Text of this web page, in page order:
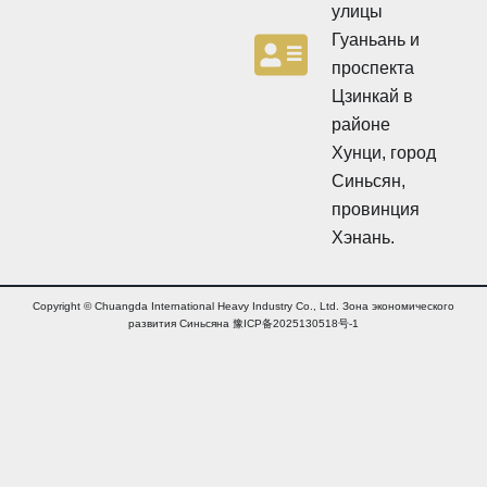
улицы
Гуаньань и
проспекта
Цзинкай в
районе
Хунци, город
Синьсян,
провинция
Хэнань.
л
л
е
т
е
н
ь
л
л
е
е
н
ь
Copyright © Chuangda International Heavy Industry Co., Ltd. Зона экономического
развития Синьсяна 豫ICP备2025130518号-1